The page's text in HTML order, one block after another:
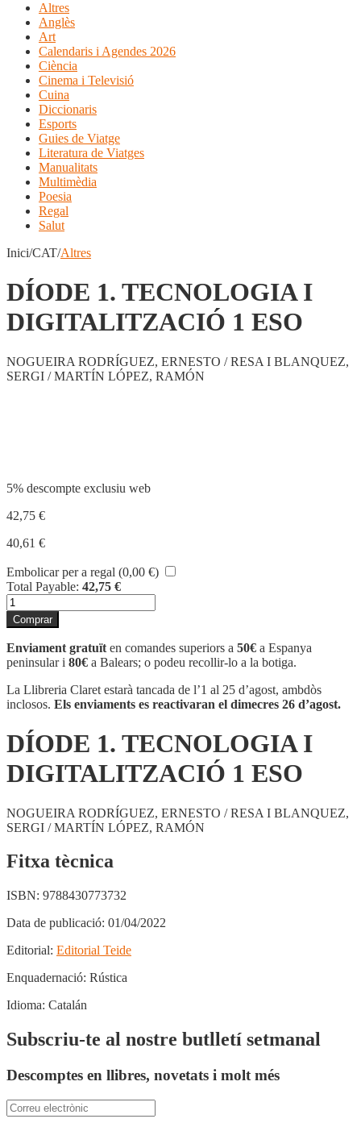
Altres
Anglès
Art
Calendaris i Agendes 2026
Ciència
Cinema i Televisió
Cuina
Diccionaris
Esports
Guies de Viatge
Literatura de Viatges
Manualitats
Multimèdia
Poesia
Regal
Salut
Inici/CAT/Altres
DÍODE 1. TECNOLOGIA I
DIGITALITZACIÓ 1 ESO
NOGUEIRA RODRÍGUEZ, ERNESTO / RESA I BLANQUEZ,
SERGI / MARTÍN LÓPEZ, RAMÓN
5% descompte exclusiu web
42,75 €
40,61 €
Embolicar per a regal (0,00 €)
Total Payable: 42,75 €
quantitat
de
DÍODE
1.
TECNOLOGIA
I
DIGITALITZACIÓ
1
Comprar
Enviament gratuït en comandes superiors a 50€ a Espanya
peninsular i 80€ a Balears; o podeu recollir-lo a la botiga.
La Llibreria Claret estarà tancada de l’1 al 25 d’agost, ambdòs
inclosos. Els enviaments es reactivaran el dimecres 26 d’agost.
DÍODE 1. TECNOLOGIA I
DIGITALITZACIÓ 1 ESO
NOGUEIRA RODRÍGUEZ, ERNESTO / RESA I BLANQUEZ,
SERGI / MARTÍN LÓPEZ, RAMÓN
Fitxa tècnica
ISBN: 9788430773732
Data de publicació: 01/04/2022
Editorial: Editorial Teide
Enquadernació: Rústica
Idioma: Catalán
Subscriu-te al nostre butlletí setmanal
Descomptes en llibres, novetats i molt més